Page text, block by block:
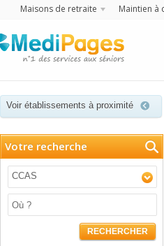
Maisons de retraite Maintien à
Voir établissements à proximité
Votre recherche
CCAS
RECHERCHER